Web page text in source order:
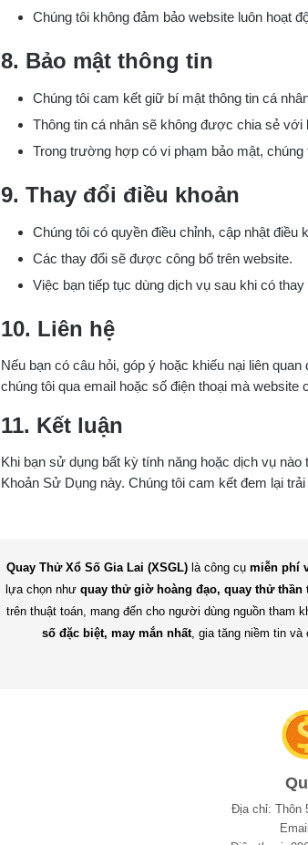
Chúng tôi không đảm bảo website luôn hoạt
8. Bảo mật thông tin
Chúng tôi cam kết giữ bí mật thông tin cá
Thông tin cá nhân sẽ không được chia sẻ
Trong trường hợp có vi phạm bảo mật,
9. Thay đổi điều khoản
Chúng tôi có quyền điều chỉnh, cập nhật
Các thay đổi sẽ được công bố trên website.
Việc bạn tiếp tục dùng dịch vụ sau khi có
10. Liên hệ
Nếu bạn có câu hỏi, góp ý hoặc khiếu nại liên quan
chúng tôi qua email hoặc số điện thoại mà website
11. Kết luận
Khi bạn sử dụng bất kỳ tính năng hoặc dịch vụ nào
Khoản Sử Dụng này. Chúng tôi cam kết đem lại
Quay Thử Xổ Số Gia Lai (XSGL) là công cụ miễn phí
lựa chọn như quay thử giờ hoàng đạo, quay thử
trên thuật toán, mang đến cho người dùng nguồn
số đặc biệt, may mắn nhất , gia tăng niềm tin
Địa chỉ: Thôn